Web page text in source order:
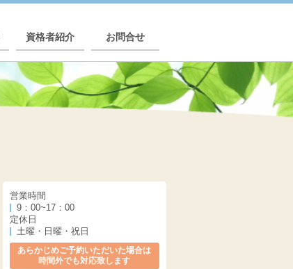
資格者紹介 お問合せ
営業時間
9：00~17：00
定休日
土曜・日曜・祝日
あらかじめご予約いただいた場合は
時間外でも対応致します